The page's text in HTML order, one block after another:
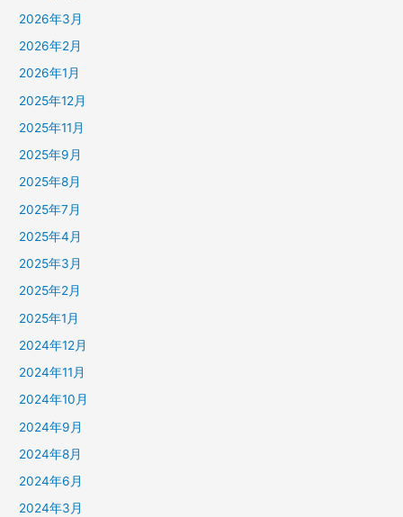
2026年3月
2026年2月
2026年1月
2025年12月
2025年11月
2025年9月
2025年8月
2025年7月
2025年4月
2025年3月
2025年2月
2025年1月
2024年12月
2024年11月
2024年10月
2024年9月
2024年8月
2024年6月
2024年3月